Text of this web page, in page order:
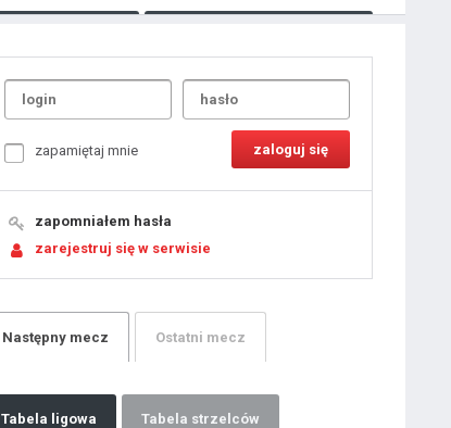
zapamiętaj mnie
zapomniałem hasła
zarejestruj się w serwisie
Następny mecz Ostatni mecz
Tabela ligowa Tabela strzelców